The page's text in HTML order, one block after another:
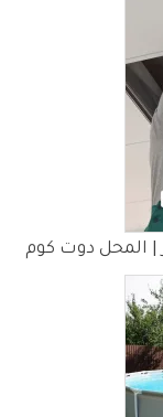
المحل دوت كوم